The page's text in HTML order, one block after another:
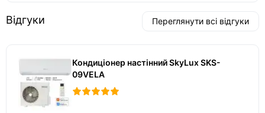
Відгуки Переглянути всі відгуки
Кондиціонер настінний SkyLux SKS-
09VELA